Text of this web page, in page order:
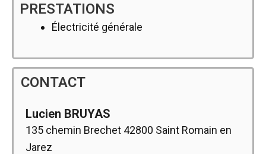
PRESTATIONS
Électricité générale
CONTACT
Lucien BRUYAS
135 chemin Brechet 42800 Saint Romain en
Jarez